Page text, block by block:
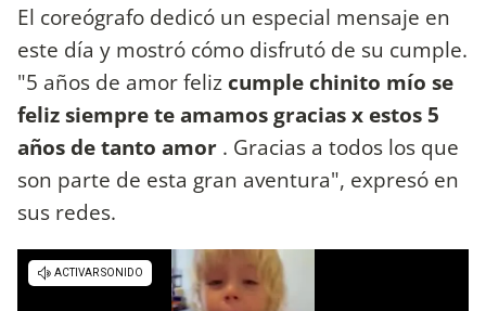
El coreógrafo dedicó un especial mensaje en
este día y mostró cómo disfrutó de su cumple.
"5 años de amor feliz cumple chinito mío se
feliz siempre te amamos gracias x estos 5
años de tanto amor . Gracias a todos los que
son parte de esta gran aventura", expresó en
sus redes.